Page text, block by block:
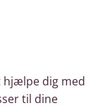
hjælpe dig med
til dine